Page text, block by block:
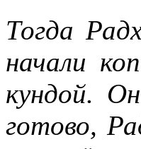
Тогда
начали
кундой.
готово,